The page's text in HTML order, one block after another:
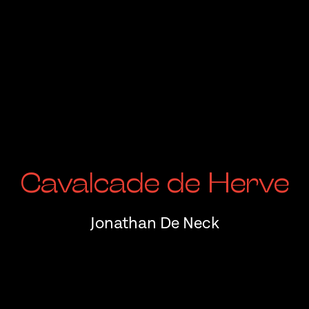
Cavalcade de Herve
Jonathan De Neck